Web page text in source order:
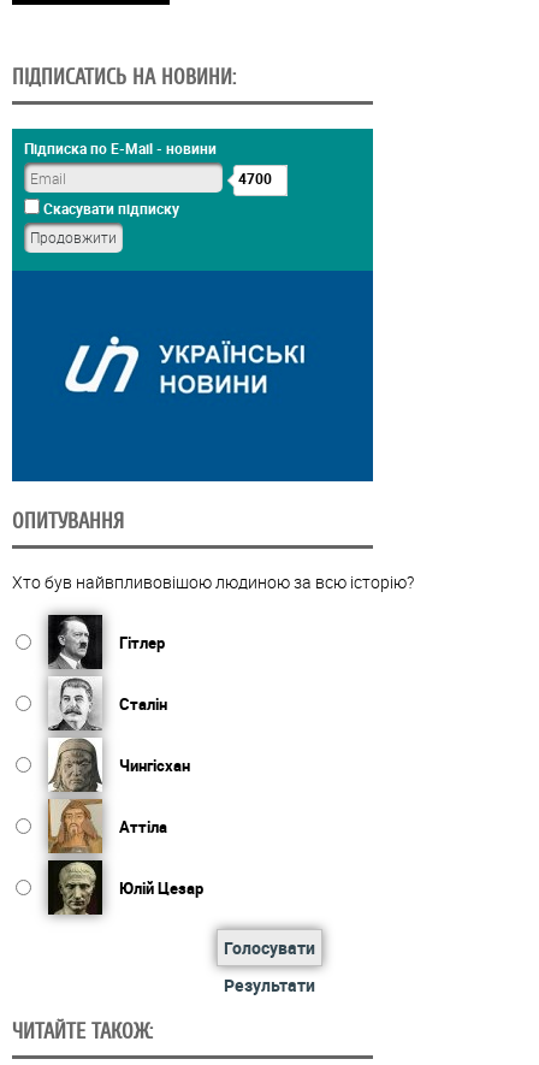
ПІДПИСАТИСЬ НА НОВИНИ:
Підписка по E-Mail - новини
4700
Скасувати підписку
ОПИТУВАННЯ
Хто був найвпливовішою людиною за всю історію?
Гітлер
Сталін
Чингісхан
Аттіла
Юлій Цезар
Голосувати
Результати
ЧИТАЙТЕ ТАКОЖ: